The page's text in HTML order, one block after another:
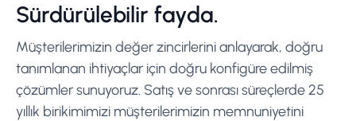
Sürdürülebilir fayda.
Müşterilerimizin değer zincirlerini anlayarak, doğru
tanımlanan ihtiyaçlar için doğru konfigüre edilmiş
çözümler sunuyoruz. Satış ve sonrası süreçlerde 25
yıllık birikimimizi müşterilerimizin memnuniyetini